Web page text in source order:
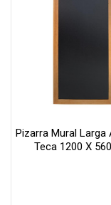
Pizarra Mural Larga
Teca 1200 X